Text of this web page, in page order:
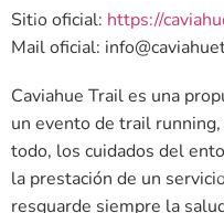
Sitio oficial: https://
Mail oficial:
Caviahue Trail es una
un evento de trail
todo, los cuidados del
la prestación de un
resguarde siempre la